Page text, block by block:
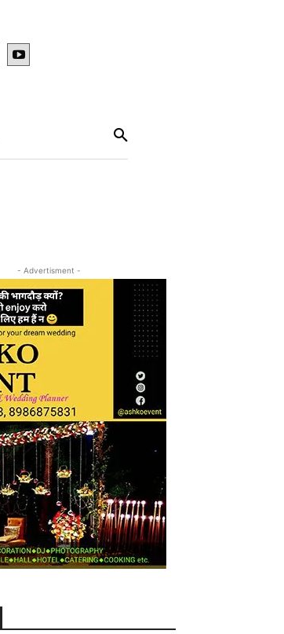
- Advertisment -